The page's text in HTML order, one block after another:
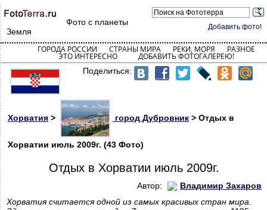
Добавить фото!
Фото с планеты
Земля
ГОРОДА РОССИИ СТРАНЫ МИРА РЕКИ, МОРЯ РАЗНОЕ
ЭТО ИНТЕРЕСНО ДОБАВИТЬ ФОТОГАЛЕРЕЮ!
Поделиться:
Хорватия > город Дубровник > Отдых в
Хорватии июль 2009г. (43 Фото)
Отдых в Хорватии июль 2009г.
Автор:
Владимир Захаров
Хорватия считается одной из самых красивых стран мира.